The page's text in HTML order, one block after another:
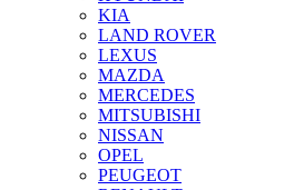
KIA
LAND ROVER
LEXUS
MAZDA
MERCEDES
MITSUBISHI
NISSAN
OPEL
PEUGEOT